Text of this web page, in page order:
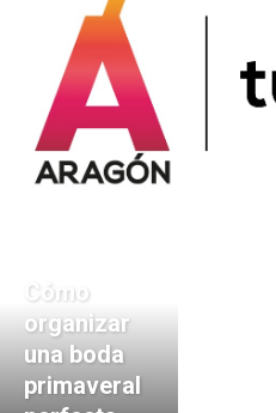
Cómo
organizar
una boda
primaveral